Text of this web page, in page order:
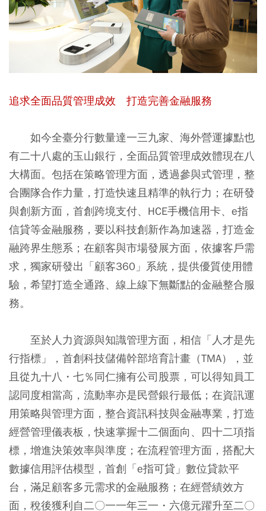
追求全面品質管理成效 打造完善金融服務
如今全臺分行數量達一三九家、海外營運據點也
有二十八處的玉山銀行，全面品質管理成效體現在八
大構面。包括在策略管理方面，透過參與式管理，整
合團隊合作力量，打造快速且精準的執行力；在研發
與創新方面，首創跨境支付、HCE手機信用卡、e指
信貸等金融服務，要以科技創新作為加速器，打造金
融跨界生態系；在顧客與市場發展方面，依據客戶需
求，獨家研發出「顧客360」系統，提供優質使用體
驗，希望打造全通路、線上線下無斷點的金融整合服
務。
至於人力資源與知識管理方面，相信「人才是先
行指標」，首創科技儲備幹部培育計畫（TMA），並
且從九十八・七％同仁擁有公司股票，可以得知員工
認同度相當高，流動率亦是民營銀行最低；在資訊運
用策略與管理方面，整合資訊科技與金融專業，打造
經營管理儀表板，快速掌握十二個面向、四十二項指
標，增進決策效率與準度；在流程管理方面，搭配大
數據信用評估模型，首創「e指可貸」數位貸款平
台，滿足顧客多元需求的金融服務；在經營績效方
面，稅後獲利自二〇一一年三一・六億元躍升至二〇